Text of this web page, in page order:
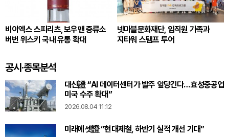
비이엑스 스피리츠, 보우맨 증류소
버번 위스키 국내 유통 확대
넷마블문화재단, 임직원 가족과
지타워 스탬프 투어
공시·종목분석
대신證 “AI 데이터센터가 발주 앞당긴다…효성중공업
미국 수주 확대”
2026.08.04 11:12
미래에셋證 “현대제철, 하반기 실적 개선 기대”